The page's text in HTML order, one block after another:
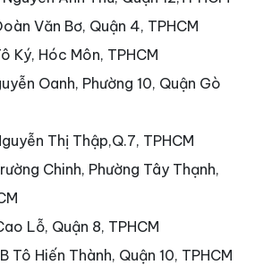
Văn Bơ, Quận 4, TPHCM
Ký, Hóc Môn, TPHCM
Oanh, Phường 10, Quận Gò
Thị Thập,Q.7, TPHCM
Chinh, Phường Tây Thạnh,
Lỗ, Quận 8, TPHCM
Tô Hiến Thành, Quận 10, TPHCM